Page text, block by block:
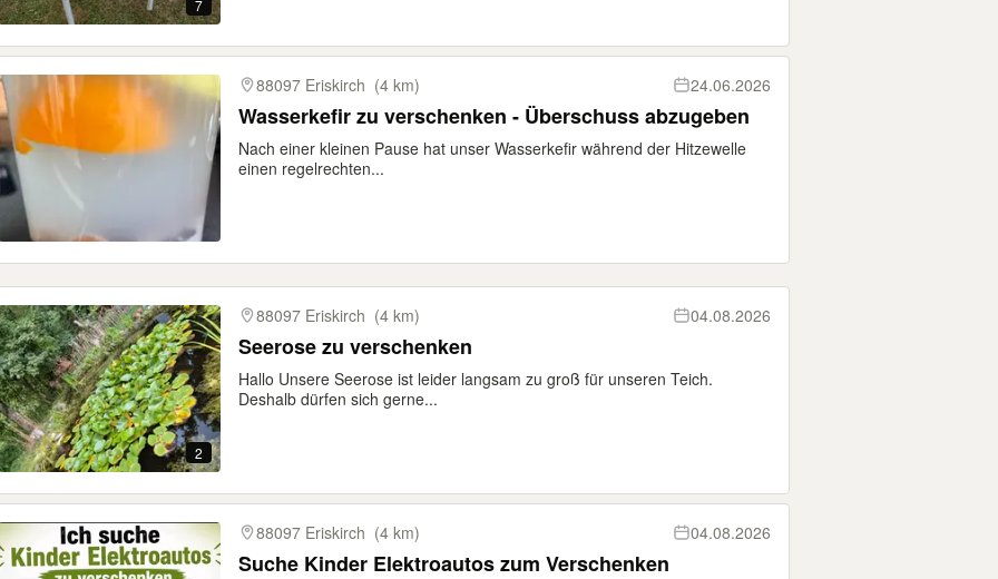
7
88097 Eriskirch (4 km) 24.06.2026
Wasserkefir zu verschenken - Überschuss abzugeben
Nach einer kleinen Pause hat unser Wasserkefir während der Hitzewelle
einen regelrechten...
2
88097 Eriskirch (4 km) 04.08.2026
Seerose zu verschenken
Hallo Unsere Seerose ist leider langsam zu groß für unseren Teich.
Deshalb dürfen sich gerne...
88097 Eriskirch (4 km) 04.08.2026
Suche Kinder Elektroautos zum Verschenken